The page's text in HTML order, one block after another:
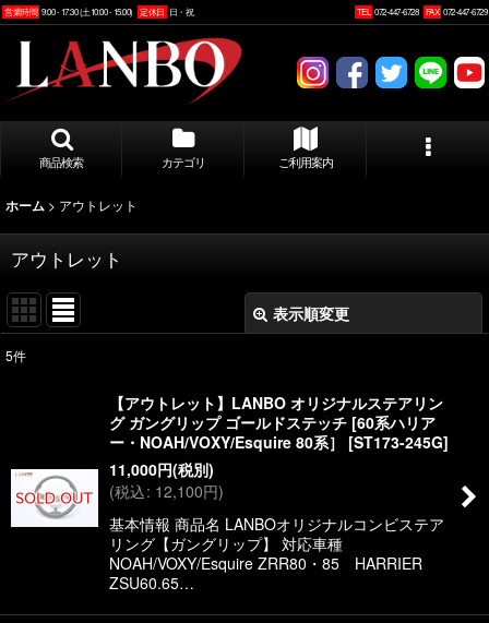
営業時間 9:00 - 17:30 (土10:00 - 15:00) 定休日 日・祝 TEL 072-447-6728 FAX 072-447-6729
商品検索 カテゴリ ご利用案内
ホーム > アウトレット
アウトレット
表示順変更
絞り込む
5件
【アウトレット】LANBO オリジナルステアリン
グ ガングリップ ゴールドステッチ [60系ハリア
ー・NOAH/VOXY/Esquire 80系］
[ST173-245G]
11,000円(税別)
(税込: 12,100円)
基本情報 商品名 LANBOオリジナルコンビステア
リング【ガングリップ】 対応車種
NOAH/VOXY/Esquire ZRR80・85 HARRIER
ZSU60.65…